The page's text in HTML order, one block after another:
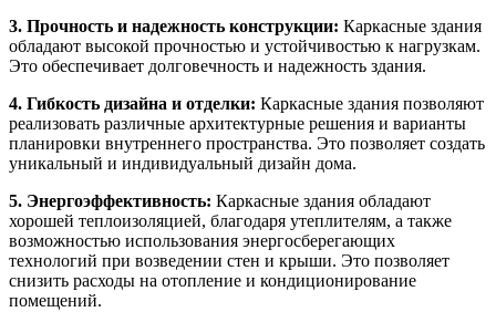
3. Прочность и надежность конструкции: Каркасные здания
обладают высокой прочностью и устойчивостью к нагрузкам.
Это обеспечивает долговечность и надежность здания.
4. Гибкость дизайна и отделки: Каркасные здания позволяют
реализовать различные архитектурные решения и варианты
планировки внутреннего пространства. Это позволяет создать
уникальный и индивидуальный дизайн дома.
5. Энергоэффективность: Каркасные здания обладают
хорошей теплоизоляцией, благодаря утеплителям, а также
возможностью использования энергосберегающих
технологий при возведении стен и крыши. Это позволяет
снизить расходы на отопление и кондиционирование
помещений.